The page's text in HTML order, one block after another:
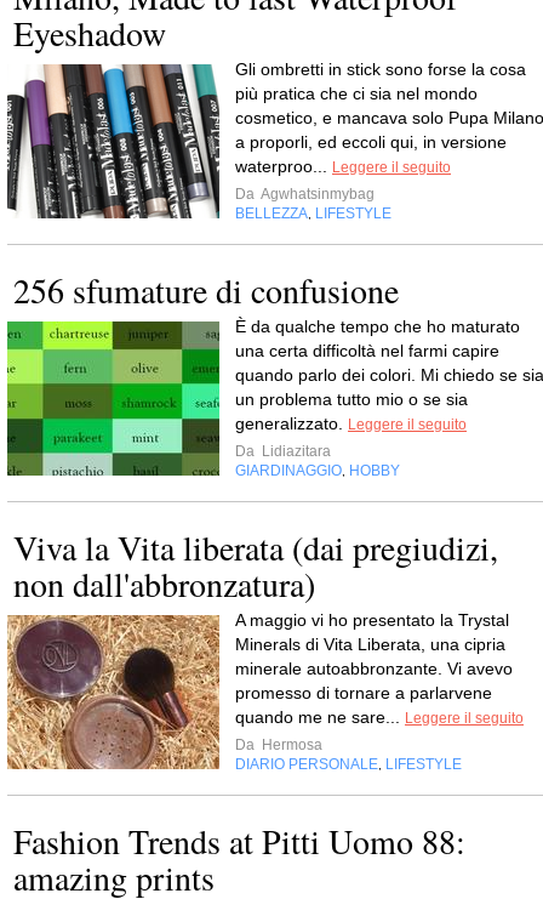
Eyeshadow
Gli ombretti in stick sono forse la cosa
più pratica che ci sia nel mondo
cosmetico, e mancava solo Pupa Milano
a proporli, ed eccoli qui, in versione
waterproo...
Leggere il seguito
Da Agwhatsinmybag
BELLEZZA LIFESTYLE
256 sfumature di confusione
È da qualche tempo che ho maturato
una certa difficoltà nel farmi capire
quando parlo dei colori. Mi chiedo se sia
un problema tutto mio o se sia
generalizzato.
Leggere il seguito
Da Lidiazitara
GIARDINAGGIO HOBBY
Viva la Vita liberata (dai pregiudizi,
non dall'abbronzatura)
A maggio vi ho presentato la Trystal
Minerals di Vita Liberata, una cipria
minerale autoabbronzante. Vi avevo
promesso di tornare a parlarvene
quando me ne sare...
Leggere il seguito
Da Hermosa
DIARIO PERSONALE LIFESTYLE
Fashion Trends at Pitti Uomo 88:
amazing prints